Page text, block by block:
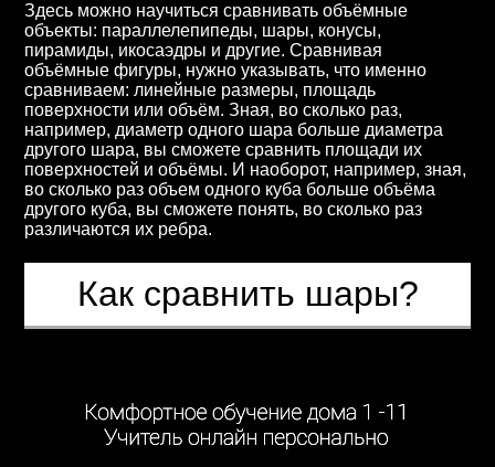
Здесь можно научиться сравнивать объёмные
объекты: параллелепипеды, шары, конусы,
пирамиды, икосаэдры и другие. Сравнивая
объёмные фигуры, нужно указывать, что именно
сравниваем: линейные размеры, площадь
поверхности или объём. Зная, во сколько раз,
например, диаметр одного шара больше диаметра
другого шара, вы сможете сравнить площади их
поверхностей и объёмы. И наоборот, например, зная,
во сколько раз объем одного куба больше объёма
другого куба, вы сможете понять, во сколько раз
различаются их ребра.
Как сравнить шары?